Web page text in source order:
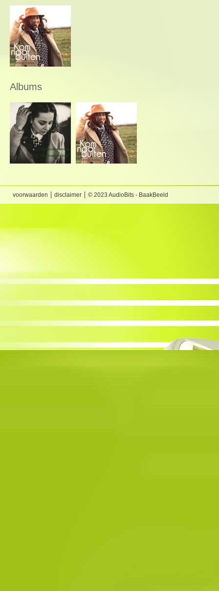
Albums
voorwaarden disclaimer © 2023 AudioBits - BaakBeeld